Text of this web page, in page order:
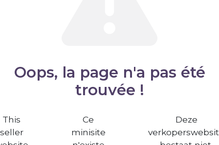
Oops, la page n'a pas été
trouvée !
This
seller
Ce
minisite
Deze